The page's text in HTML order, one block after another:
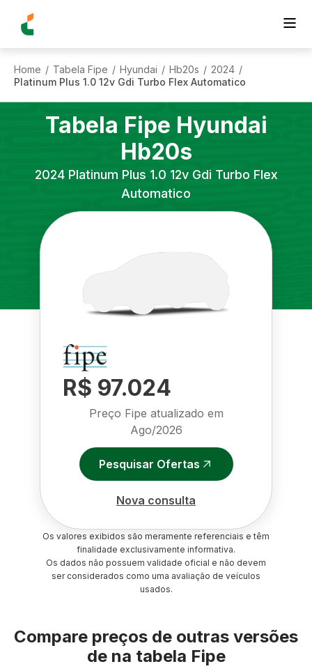
Home / Tabela Fipe / Hyundai / Hb20s / 2024 /
Platinum Plus 1.0 12v Gdi Turbo Flex Automatico
Tabela Fipe Hyundai
Hb20s
2024 Platinum Plus 1.0 12v Gdi Turbo Flex
Automatico
R$ 97.024
Preço Fipe atualizado em
Ago/2026
Pesquisar Ofertas
Nova consulta
Os valores exibidos são meramente referenciais e têm
finalidade exclusivamente informativa.
Os dados não possuem validade oficial e não devem
ser considerados como uma avaliação de veículos
usados.
Compare preços de outras versões
de na tabela Fipe